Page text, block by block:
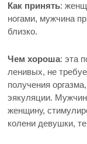
Как принять:
ногами, мужчина
близко.
Чем хороша: эта
ленивых, не
получения
эякуляции.
женщину,
колени девушки,